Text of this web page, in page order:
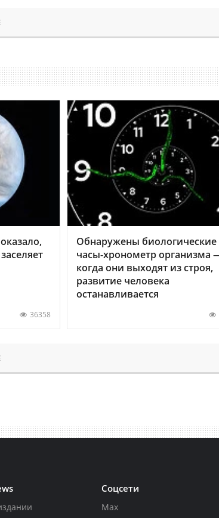
36358
Обнаружены биологические
часы-хронометр организма
когда они выходят из строя,
развитие человека
останавливается
Соцсети
Max